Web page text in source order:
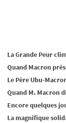
La Grande Peur
Quand Macron
Le Père Ubu-
Quand M. Macron
Encore quelques
La magnifique